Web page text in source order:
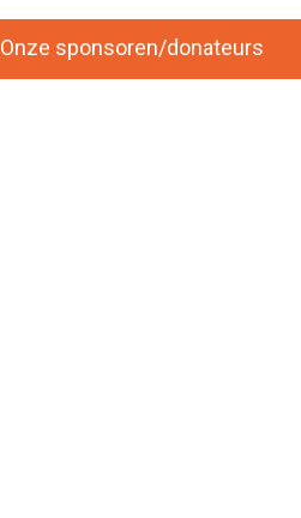
Onze sponsoren/donateurs